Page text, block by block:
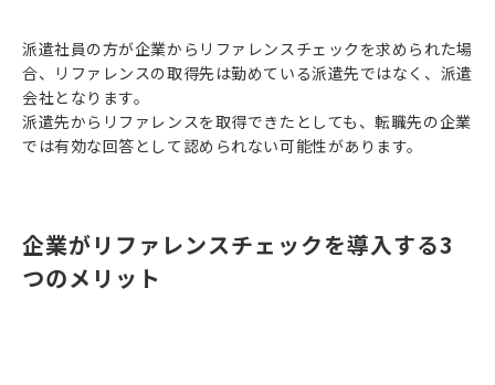
派遣社員の方が企業からリファレンスチェックを求められた場
合、リファレンスの取得先は勤めている派遣先ではなく、派遣
会社となります。
派遣先からリファレンスを取得できたとしても、転職先の企業
では有効な回答として認められない可能性があります。
企業がリファレンスチェックを導入する3
つのメリット